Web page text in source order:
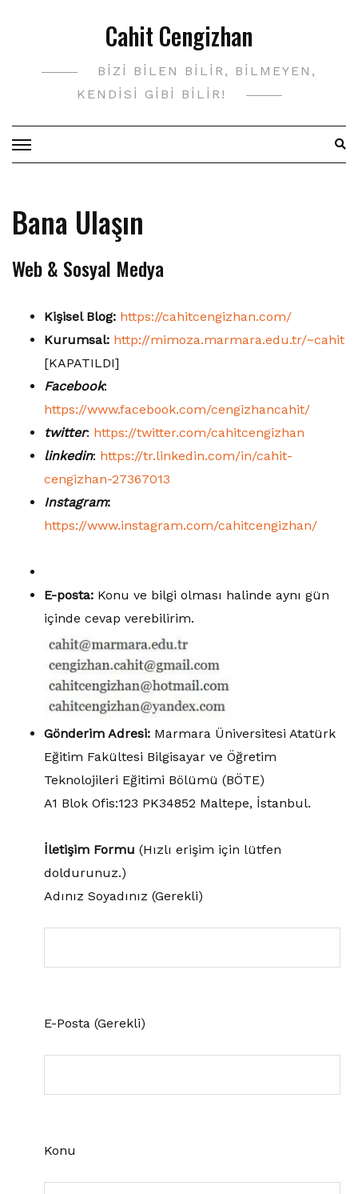
Cahit Cengizhan
BIZI BILEN BILIR, BILMEYEN,
KENDISI GIBI BILIR!
Bana Ulaşın
Web & Sosyal Medya
Kişisel Blog: https://cahitcengizhan.com/
Kurumsal: http://mimoza.marmara.edu.tr/~cahit
[KAPATILDI]
Facebook:
https://www.facebook.com/cengizhancahit/
twitter: https://twitter.com/cahitcengizhan
linkedin: https://tr.linkedin.com/in/cahit-
cengizhan-27367013
Instagram:
https://www.instagram.com/cahitcengizhan/
E-posta: Konu ve bilgi olması halinde aynı gün
içinde cevap verebilirim.
Gönderim Adresi: Marmara Üniversitesi Atatürk
Eğitim Fakültesi Bilgisayar ve Öğretim
Teknolojileri Eğitimi Bölümü (BÖTE)
A1 Blok Ofis:123 PK34852 Maltepe, İstanbul.
İletişim Formu (Hızlı erişim için lütfen
doldurunuz.)
Adınız Soyadınız (Gerekli)
E-Posta (Gerekli)
Konu